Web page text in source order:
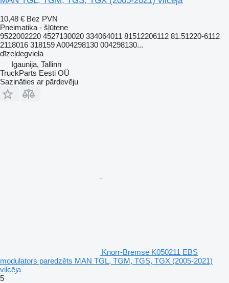
10,48 € Bez PVN
Pneimatika - šļūtene
9522002220 4527130020 334064011 81512206112 81.51220-6112
2118016 318159 A004298130 004298130...
dīzeļdegviela
Igaunija, Tallinn
TruckParts Eesti OÜ
Sazināties ar pārdevēju
Knorr-Bremse K050211 EBS
modulators paredzēts MAN TGL, TGM, TGS, TGX (2005-2021)
vilcēja
5